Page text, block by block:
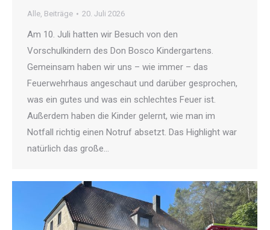
Alle, Beiträge 20. Juli 2026
Am 10. Juli hatten wir Besuch von den
Vorschulkindern des Don Bosco Kindergartens.
Gemeinsam haben wir uns – wie immer – das
Feuerwehrhaus angeschaut und darüber gesprochen,
was ein gutes und was ein schlechtes Feuer ist.
Außerdem haben die Kinder gelernt, wie man im
Notfall richtig einen Notruf absetzt. Das Highlight war
natürlich das große…